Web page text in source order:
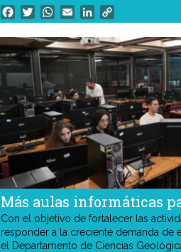
productivo. El trabajo sirvió de base
una nueva secretaría y para el diseño
Facebook
TwitterWhatsApp
EmailLinkedIn
Link
Más aulas informáticas
Con el objetivo de fortalecer las
responder a la creciente demanda de
el Departamento de Ciencias